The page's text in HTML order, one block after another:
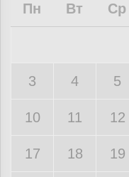
Пн Вт Ср
3 4 5
10 11 12
17 18 19